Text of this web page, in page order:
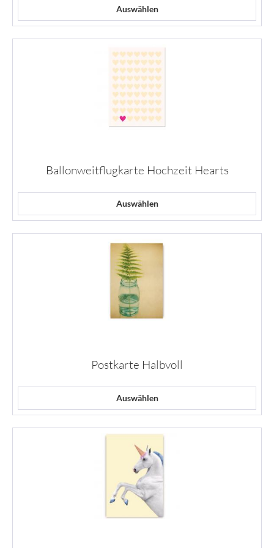
Auswählen
Ballonweitflugkarte Hochzeit Hearts
Auswählen
Postkarte Halbvoll
Auswählen